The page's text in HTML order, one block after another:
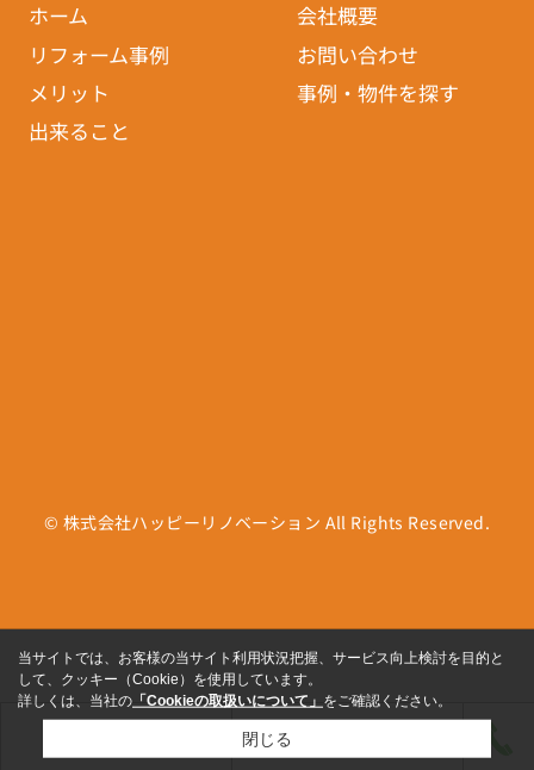
ホーム
会社概要
リフォーム事例
お問い合わせ
メリット
事例・物件を探す
出来ること
© 株式会社ハッピーリノベーション All Rights Reserved.
当サイトでは、お客様の当サイト利用状況把握、サービス向上検討を目的と
して、クッキー（Cookie）を使用しています。
詳しくは、当社の 「Cookieの取扱いについて」 をご確認ください。
閉じる